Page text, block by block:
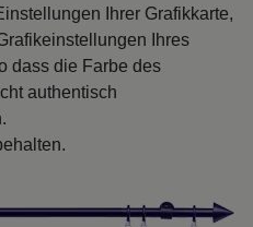
Ihrer Grafikkarte,
Ihres
dass die Farbe des
authentisch